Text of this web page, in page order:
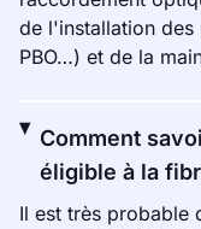
de l'installation des
PBO…) et de la
Comment
éligible à la
Il est très probable